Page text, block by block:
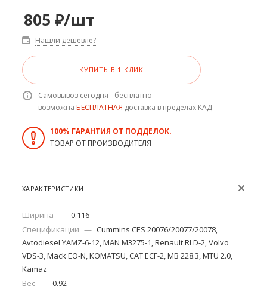
805 ₽/шт
Нашли дешевле?
КУПИТЬ В 1 КЛИК
Самовывоз сегодня - бесплатно
возможна БЕСПЛАТНАЯ доставка в пределах КАД
100% ГАРАНТИЯ ОТ ПОДДЕЛОК.
ТОВАР ОТ ПРОИЗВОДИТЕЛЯ
ХАРАКТЕРИСТИКИ
Ширина — 0.116
Спецификации — Cummins CES 20076/20077/20078,
Avtodiesel YAMZ-6-12, MAN M3275-1, Renault RLD-2, Volvo
VDS-3, Mack EO-N, KOMATSU, CAT ECF-2, MB 228.3, MTU 2.0,
Kamaz
Вес — 0.92